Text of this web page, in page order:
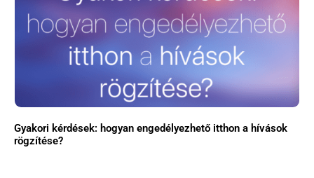
Gyakori kérdések: hogyan engedélyezhető itthon a hívások
rögzítése?